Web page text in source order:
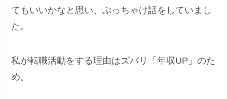
てもいいかなと思い、ぶっちゃけ話をしていまし
た。
私が転職活動をする理由はズバリ「年収UP」のた
め。